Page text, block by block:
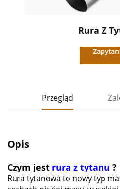
Rura Z
Przegląd
Opis
Czym jest rura z tytanu ?
Rura tytanowa to nowy typ